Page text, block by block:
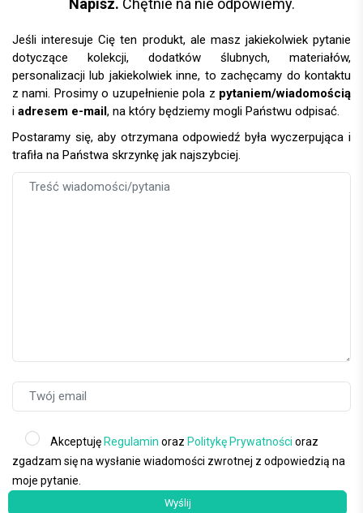
Napisz. Chętnie na nie odpowiemy.
Jeśli interesuje Cię ten produkt, ale masz jakiekolwiek pytanie
dotyczące kolekcji, dodatków ślubnych, materiałów,
personalizacji lub jakiekolwiek inne, to zachęcamy do kontaktu
z nami. Prosimy o uzupełnienie pola z pytaniem/wiadomością
i adresem e-mail, na który będziemy mogli Państwu odpisać.
Postaramy się, aby otrzymana odpowiedź była wyczerpująca i
trafiła na Państwa skrzynkę jak najszybciej.
Akceptuję Regulamin oraz Politykę Prywatności oraz
zgadzam się na wysłanie wiadomości zwrotnej z odpowiedzią na
moje pytanie.